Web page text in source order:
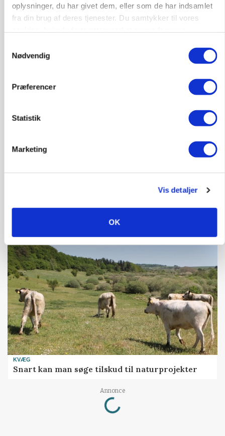
oplysninger, du har givet dem, eller som de har indsamlet
fra din brug af deres tjenester. Du samtykker til vores
Nødvendig
Præferencer
Statistik
Marketing
Vis detaljer
OK
POLITIK
protestgruppe vil demonstrere mod ny
gødskningslov
Folketinget behandler ny gødskningslov: Sådan
kan den ændre din bedrift fra 2027
KVÆG
Snart kan man søge tilskud til naturprojekter
Annonce
Loading...